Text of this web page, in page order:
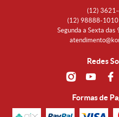
(12)
(12) 98888-1010
Segunda a Sexta
Redes
Formas de